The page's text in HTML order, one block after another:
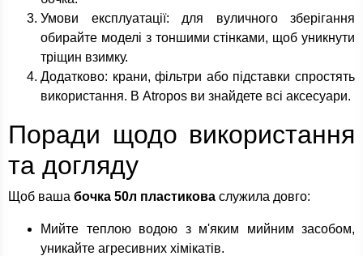
Умови експлуатації: для вуличного зберігання
обирайте моделі з тоншими стінками, щоб уникнути
тріщин взимку.
Додатково: крани, фільтри або підставки спростять
використання. В Atropos ви знайдете всі аксесуари.
Поради щодо використання
та догляду
Щоб ваша бочка 50л пластикова служила довго:
Мийте теплою водою з м'яким мийним засобом,
уникайте агресивних хімікатів.